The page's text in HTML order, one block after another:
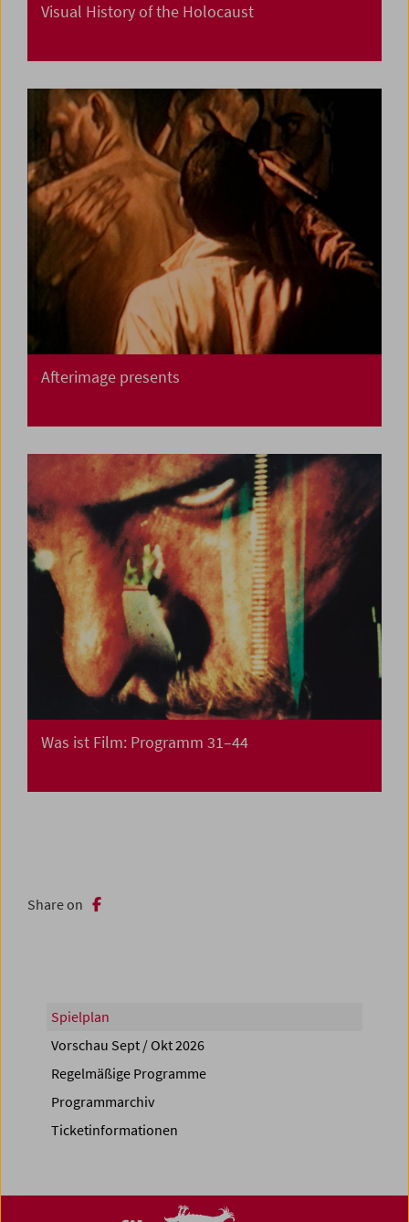
Visual History of the Holocaust
Afterimage presents
Was ist Film: Programm 31–44
Share on
Spielplan
Vorschau Sept / Okt 2026
Regelmäßige Programme
Programmarchiv
Ticketinformationen